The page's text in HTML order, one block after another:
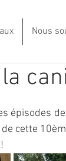
Nous
épisodes
cette